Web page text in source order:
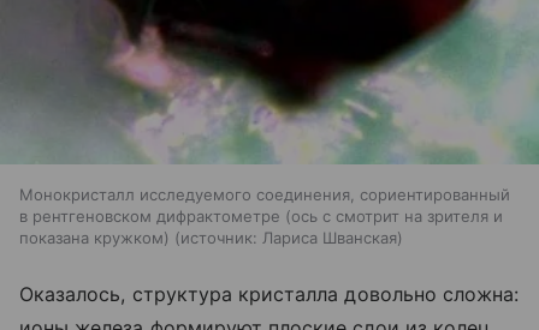
Монокристалл исследуемого соединения, сориентированный
в рентгеновском дифрактометре (ось с смотрит на зрителя и
показана кружком)
источник: Лариса Шванская
Оказалось, структура кристалла довольно сложна: